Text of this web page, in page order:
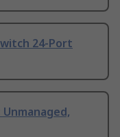
24-Port